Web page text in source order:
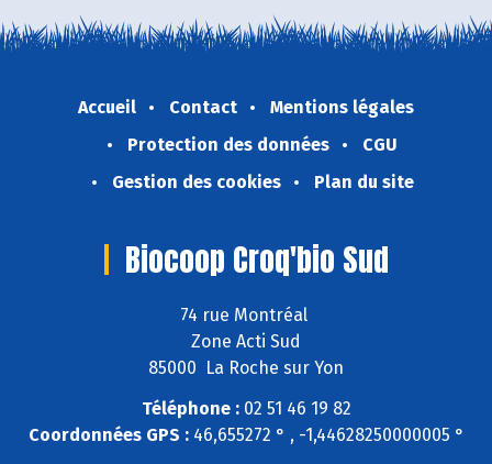
Accueil Contact
Mentions légales
Protection des données
CGU
Gestion des cookies
Plan du site
Biocoop Croq'bio Sud
74 rue Montréal
Zone Acti Sud
85000 La Roche sur Yon
Téléphone :02 51 46 19 82
Coordonnées GPS :46,655272 ° , -1,44628250000005 °